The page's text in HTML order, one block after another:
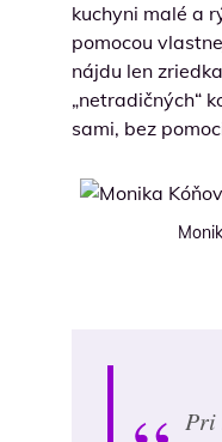
kuchyni malé a
pomocou
nájdu len
„netradičných“
sami, bez
Pri